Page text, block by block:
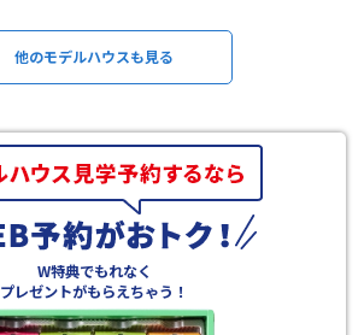
他のモデルハウスも見る
W特典でもれなく
プレゼントがもらえちゃう！